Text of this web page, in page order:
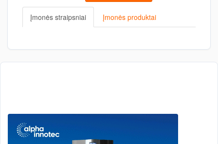
Įmonės straipsniai Įmonės produktai